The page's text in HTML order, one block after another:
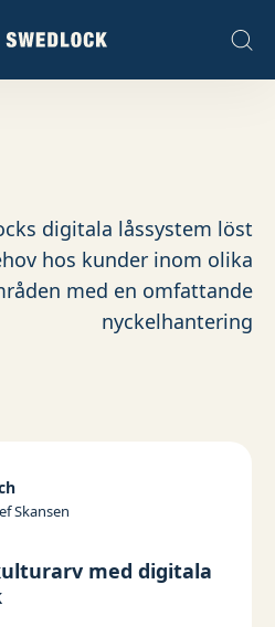
digitala låssystem löst
hos kunder inom olika
med en omfattande
nyckelhantering
Skansen
med digitala